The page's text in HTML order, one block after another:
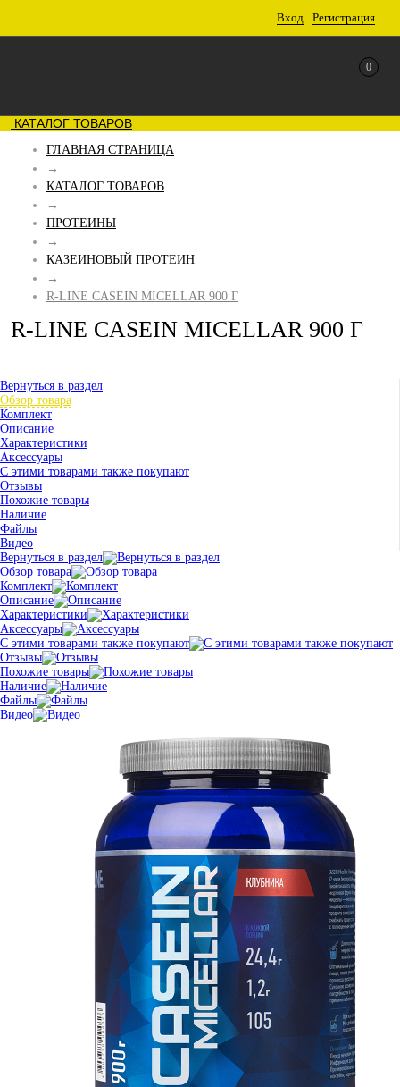
Вход Регистрация
0
КАТАЛОГ ТОВАРОВ
ГЛАВНАЯ СТРАНИЦА
→
КАТАЛОГ ТОВАРОВ
→
ПРОТЕИНЫ
→
КАЗЕИНОВЫЙ ПРОТЕИН
→
R-LINE CASEIN MICELLAR 900 Г
R-LINE CASEIN MICELLAR 900 Г
Вернуться в раздел
Обзор товара
Комплект
Описание
Характеристики
Аксессуары
С этими товарами также покупают
Отзывы
Похожие товары
Наличие
Файлы
Видео
Вернуться в раздел
Обзор товара
Комплект
Описание
Характеристики
Аксессуары
С этими товарами также покупают
Отзывы
Похожие товары
Наличие
Файлы
Видео